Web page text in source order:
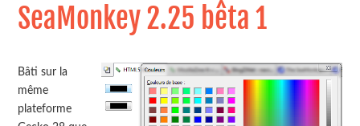
SeaMonkey 2.25 bêta 1
Bâti sur la
même
plateforme